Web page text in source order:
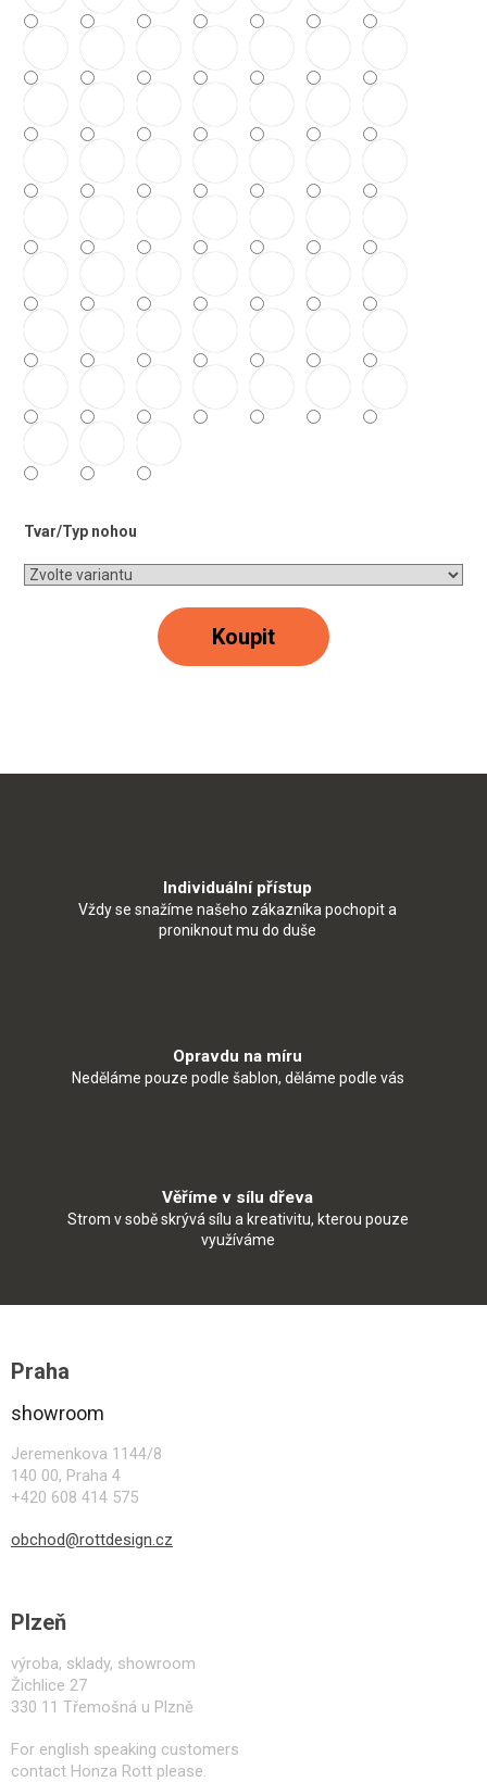
Tvar/Typ nohou
Koupit
Individuální přístup
Vždy se snažíme našeho zákazníka pochopit a
proniknout mu do duše
Opravdu na míru
Neděláme pouze podle šablon, děláme podle vás
Věříme v sílu dřeva
Strom v sobě skrývá sílu a kreativitu, kterou pouze
využíváme
Praha
showroom
Jeremenkova 1144/8
140 00, Praha 4
+420 608 414 575
obchod@rottdesign.cz
Plzeň
výroba, sklady, showroom
Žichlice 27
330 11 Třemošná u Plzně
For english speaking customers
contact Honza Rott please.